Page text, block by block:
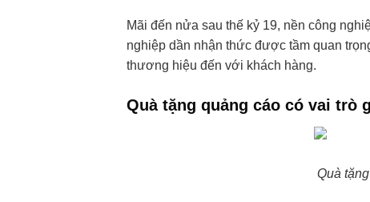
Mãi đến nửa sau thế kỷ 19, nền công
nghiệp dần nhận thức được tầm quan
thương hiệu đến với khách hàng.
Quà tặng quảng cáo có vai trò
Quà